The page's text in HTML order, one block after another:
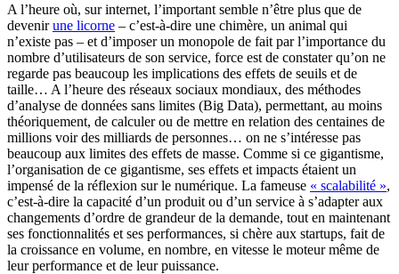
A l’heure où, sur internet, l’important semble n’être plus que de
devenirune licorne – c’est-à-dire une chimère, un animal qui
n’existe pas – et d’imposer un monopole de fait par l’importance du
nombre d’utilisateurs de son service, force est de constater qu’on ne
regarde pas beaucoup les implications des effets de seuils et de
taille… A l’heure des réseaux sociaux mondiaux, des méthodes
d’analyse de données sans limites (Big Data), permettant, au moins
théoriquement, de calculer ou de mettre en relation des centaines de
millions voir des milliards de personnes… on ne s’intéresse pas
beaucoup aux limites des effets de masse. Comme si ce gigantisme,
l’organisation de ce gigantisme, ses effets et impacts étaient un
impensé de la réflexion sur le numérique. La fameuse « scalabilité »,
c’est-à-dire la capacité d’un produit ou d’un service à s’adapter aux
changements d’ordre de grandeur de la demande, tout en maintenant
ses fonctionnalités et ses performances, si chère aux startups, fait de
la croissance en volume, en nombre, en vitesse le moteur même de
leur performance et de leur puissance.